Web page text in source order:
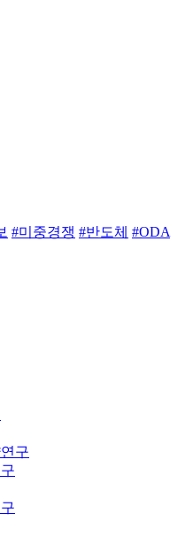
#미중경쟁 #반도체 #ODA
구